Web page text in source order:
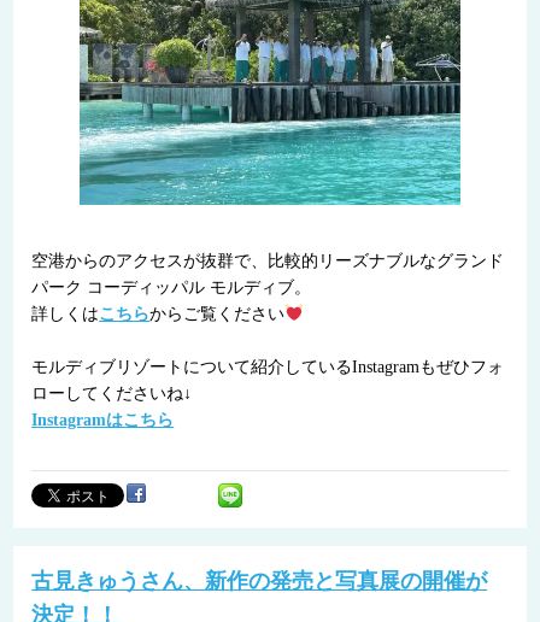
空港からのアクセスが抜群で、比較的リーズナブルなグランド
パーク コーディッパル モルディブ。
詳しくはこちらからご覧ください
モルディブリゾートについて紹介しているInstagramもぜひフォ
ローしてくださいね↓
Instagramはこちら
古見きゅうさん、新作の発売と写真展の開催が
決定！！